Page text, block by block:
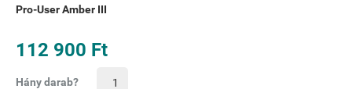
Pro-User Amber III
112 900 Ft
Hány darab?